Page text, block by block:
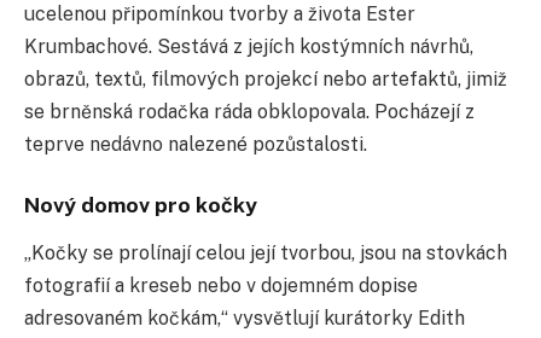
ucelenou připomínkou tvorby a života Ester
Krumbachové. Sestává z jejích kostýmních návrhů,
obrazů, textů, filmových projekcí nebo artefaktů, jimiž
se brněnská rodačka ráda obklopovala. Pocházejí z
teprve nedávno nalezené pozůstalosti.
Nový domov pro kočky
„Kočky se prolínají celou její tvorbou, jsou na stovkách
fotografií a kreseb nebo v dojemném dopise
adresovaném kočkám,“ vysvětlují kurátorky Edith